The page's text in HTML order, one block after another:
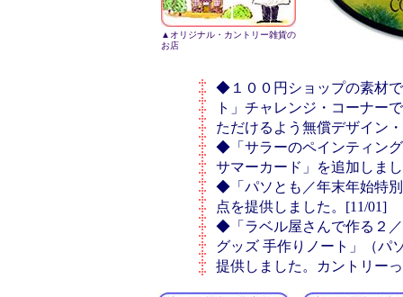
▲オリジナル・カントリー雑貨の
お店
◆１００円ショップの素材
ト」チャレンジ・コーナー
ただけるよう無償デザイン
◆「サラーのペインティン
サマーカード」を追加しま
◆「パソとも／年末年始特
点を提供しました。[11/01]
◆「ラベル屋さんで作る２
グッズ 手作りノート」（パ
提供しました。カントリー